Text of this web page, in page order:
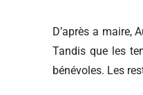
D’après a maire,
Tandis que les
bénévoles. Les